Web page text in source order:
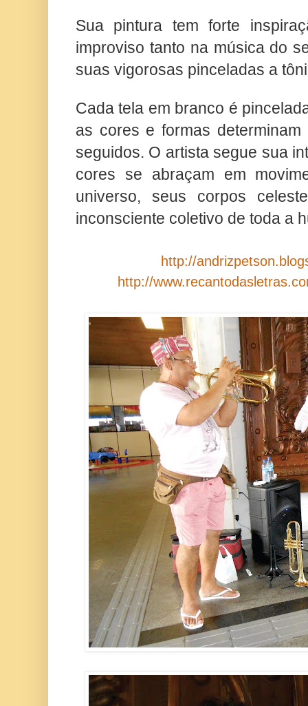
Sua pintura tem forte
improviso tanto na música do
suas vigorosas pinceladas a
Cada tela em branco é
as cores e formas
seguidos. O artista segue sua
cores se abraçam em
universo, seus corpos
inconsciente coletivo de toda a
http://
http://